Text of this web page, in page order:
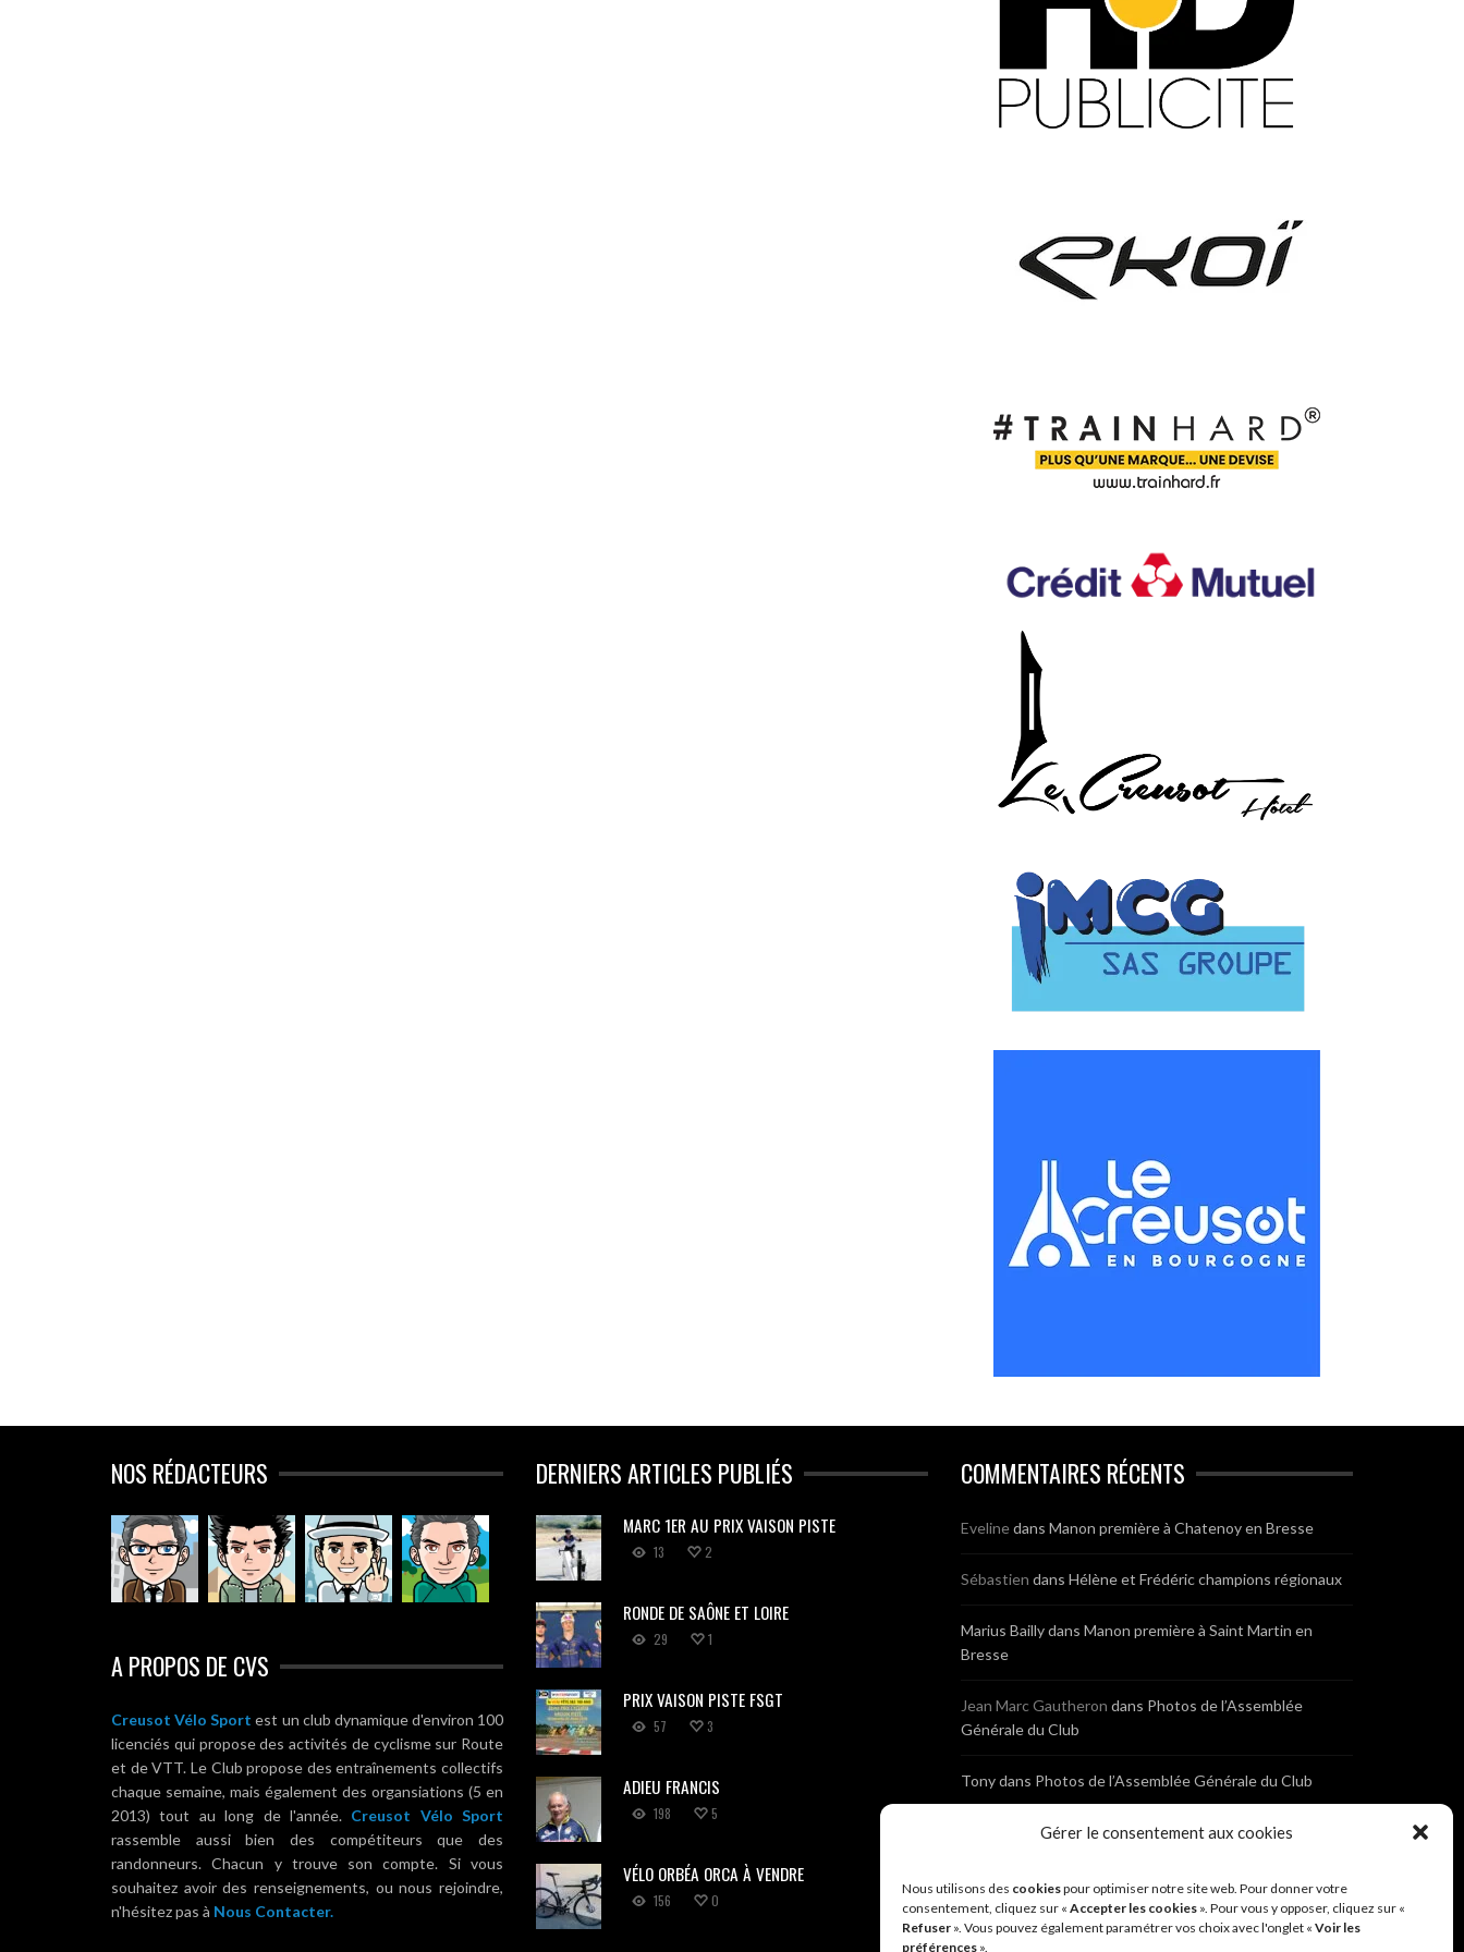
Gérer le consentement aux cookies
Nous utilisons des cookiespour optimiser notre site web. Pour donner votre
consentement, cliquez sur « Accepter les cookies ». Pour vous y opposer, cliquez sur «
Refuser ». Vous pouvez également paramétrer vos choix avec l'onglet « Voir les
préférences ».
NOS RÉDACTEURS
A PROPOS DE CVS
Creusot Vélo Sport est un club dynamique d'environ 100
licenciés qui propose des activités de cyclisme sur Route
et de VTT. Le Club propose des entraînements collectifs
chaque semaine, mais également des organsiations (5 en
2013) tout au long de l'année. Creusot Vélo Sport
rassemble aussi bien des compétiteurs que des
randonneurs. Chacun y trouve son compte. Si vous
souhaitez avoir des renseignements, ou nous rejoindre,
n'hésitez pas à Nous Contacter.
DERNIERS ARTICLES PUBLIÉS
MARC 1ER AU PRIX VAISON PISTE
13 2
RONDE DE SAÔNE ET LOIRE
29 1
PRIX VAISON PISTE FSGT
57 3
ADIEU FRANCIS
198 5
VÉLO ORBÉA ORCA À VENDRE
156 0
COMMENTAIRES RÉCENTS
Evelinedans Manon première à Chatenoy en Bresse
Sébastien dans Hélène et Frédéric champions régionaux
Marius Baillydans Manon première à Saint Martin en
Bresse
Jean Marc Gautheron dans Photos de l’Assemblée
Générale du Club
Tonydans Photos de l’Assemblée Générale du Club
dansCyclocross de Brochon (21)
BreniauxdansCyclocross de Brochon (21)
AnonymedansDiététique Nutrition 71 – Cécile Guyon